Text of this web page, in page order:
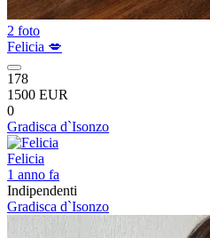
2 foto
Felicia 💋
178
1500 EUR
0
Gradisca d`Isonzo
Felicia
1 anno fa
Indipendenti
Gradisca d`Isonzo